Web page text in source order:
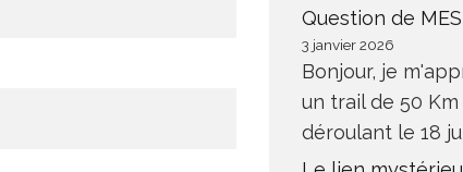
Question de
3 janvier 2026
Bonjour, je
un trail de 50 Km
déroulant le 18